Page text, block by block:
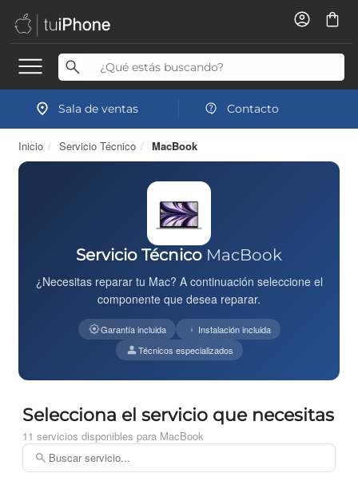
Sala de ventas Contacto
Inicio / Servicio Técnico / MacBook
Servicio Técnico MacBook
¿Necesitas reparar tu Mac? A continuación seleccione el
componente que desea reparar.
Garantía incluida
Instalación incluida
Técnicos especializados
Selecciona el servicio que necesitas
11 servicios disponibles para MacBook